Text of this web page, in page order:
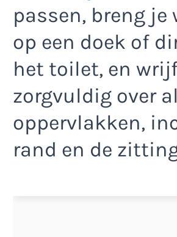
passen, breng je
op een doek of
het toilet, en
zorgvuldig over
oppervlakken,
rand en de